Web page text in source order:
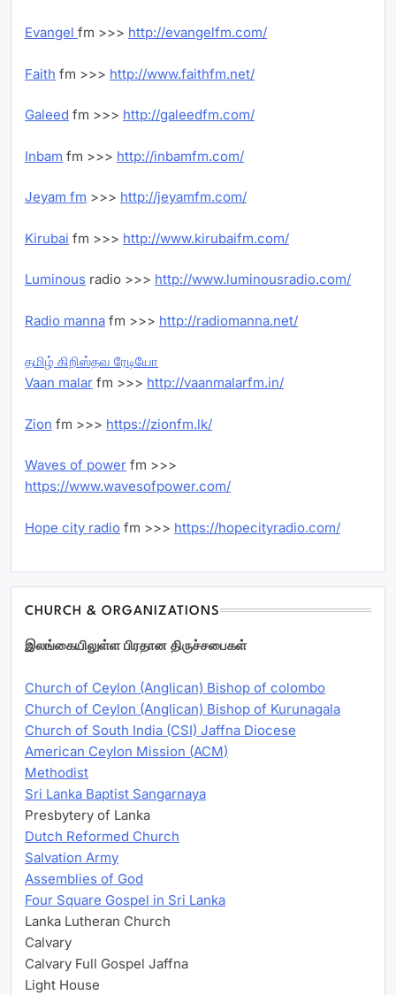
Evangel fm >>> http://evangelfm.com/
Faith fm >>> http://www.faithfm.net/
Galeed fm >>> http://galeedfm.com/
Inbam fm >>> http://inbamfm.com/
Jeyam fm >>> http://jeyamfm.com/
Kirubai fm >>> http://www.kirubaifm.com/
Luminous radio >>> http://www.luminousradio.com/
Radio manna fm >>> http://radiomanna.net/
தமிழ் கிறிஸ்தவ ரேடியோ
Vaan malar fm >>> http://vaanmalarfm.in/
Zion fm >>> https://zionfm.lk/
Waves of power fm >>>
https://www.wavesofpower.com/
Hope city radio fm >>> https://hopecityradio.com/
CHURCH & ORGANIZATIONS
இலங்கையிலுள்ள பிரதான திருச்சபைகள்
Church of Ceylon (Anglican) Bishop of colombo
Church of Ceylon (Anglican) Bishop of Kurunagala
Church of South India (CSI) Jaffna Diocese
American Ceylon Mission (ACM)
Methodist
Sri Lanka Baptist Sangarnaya
Presbytery of Lanka
Dutch Reformed Church
Salvation Army
Assemblies of God
Four Square Gospel in Sri Lanka
Lanka Lutheran Church
Calvary
Calvary Full Gospel Jaffna
Light House